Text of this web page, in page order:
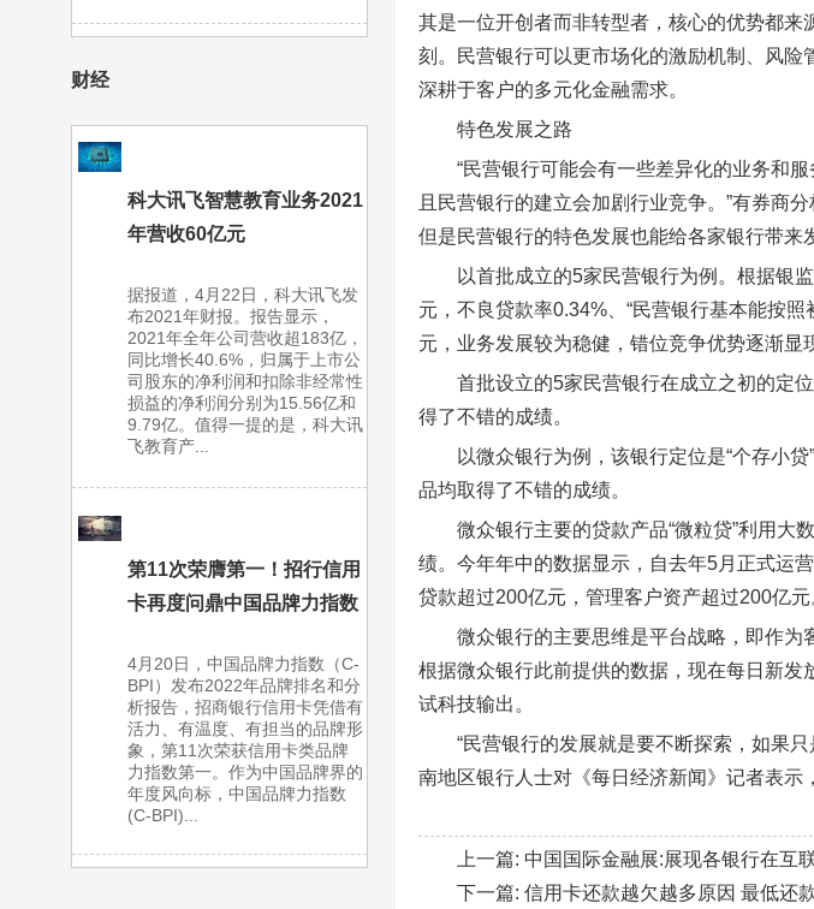
财经
科大讯飞智慧教育业务2021
年营收60亿元
据报道，4月22日，科大讯飞发
布2021年财报。报告显示，
2021年全年公司营收超183亿，
同比增长40.6%，归属于上市公
司股东的净利润和扣除非经常性
损益的净利润分别为15.56亿和
9.79亿。值得一提的是，科大讯
飞教育产...
第11次荣膺第一！招行信用
卡再度问鼎中国品牌力指数
4月20日，中国品牌力指数（C-
BPI）发布2022年品牌排名和分
析报告，招商银行信用卡凭借有
活力、有温度、有担当的品牌形
象，第11次荣获信用卡类品牌
力指数第一。作为中国品牌界的
年度风向标，中国品牌力指数
(C-BPI)...
其是一位开创者而非转型者，核心的优势都
刻。民营银行可以更市场化的激励机制、风
深耕于客户的多元化金融需求。
特色发展之路
“民营银行可能会有一些差异化的业务和
且民营银行的建立会加剧行业竞争。”有券商
但是民营银行的特色发展也能给各家银行带来
以首批成立的5家民营银行为例。根据银
元，不良贷款率0.34%、“民营银行基本能按
元，业务发展较为稳健，错位竞争优势逐渐显
首批设立的5家民营银行在成立之初的定
得了不错的成绩。
以微众银行为例，该银行定位是“个存小
品均取得了不错的成绩。
微众银行主要的贷款产品“微粒贷”利用大
绩。今年年中的数据显示，自去年5月正式运
贷款超过200亿元，管理客户资产超过200亿元
微众银行的主要思维是平台战略，即作为
根据微众银行此前提供的数据，现在每日新发
试科技输出。
“民营银行的发展就是要不断探索，如果
南地区银行人士对《每日经济新闻》记者表示
上一篇: 中国国际金融展:展现各银行在互
下一篇: 信用卡还款越欠越多原因 最低还